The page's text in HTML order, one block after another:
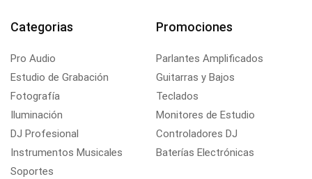
Categorias
Pro Audio
Estudio de Grabación
Fotografía
Iluminación
DJ Profesional
Instrumentos Musicales
Soportes
Promociones
Parlantes Amplificados
Guitarras y Bajos
Teclados
Monitores de Estudio
Controladores DJ
Baterías Electrónicas